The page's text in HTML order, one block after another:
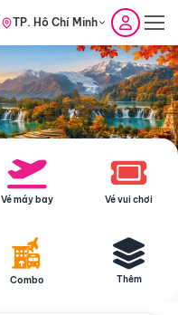
TP. Hồ Chí Minh
Vé máy bay Vé vui chơi
Combo Thêm